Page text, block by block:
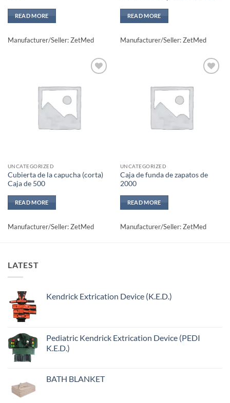
READ MORE
Manufacturer/Seller: ZetMed
READ MORE
Manufacturer/Seller: ZetMed
UNCATEGORIZED
Cubierta de la capucha (corta)
Caja de 500
READ MORE
Manufacturer/Seller: ZetMed
UNCATEGORIZED
Caja de funda de zapatos de
2000
READ MORE
Manufacturer/Seller: ZetMed
LATEST
Kendrick Extrication Device (K.E.D.)
Pediatric Kendrick Extrication Device (PEDI
K.E.D.)
BATH BLANKET